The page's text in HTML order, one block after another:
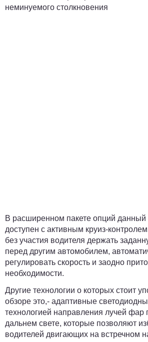
неминуемого столкновения
В расширенном пакете опций данный
доступен с активным круиз-
без участия водителя держать
перед другим автомобилем,
регулировать скорость и заодно
необходимости.
Другие технологии о которых стоит
обзоре это,- адаптивные
технологией направления лучей фар
дальнем свете, которые позволяют
водителей двигающих на встречном